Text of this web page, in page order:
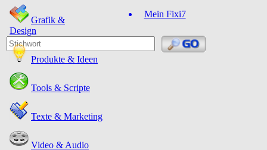
Mein Fixi7
Grafik &
Design
Produkte & Ideen
Tools & Scripte
Texte & Marketing
Video & Audio